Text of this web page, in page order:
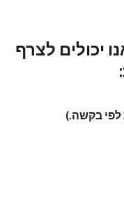
8 בדצמבר 2024, אנו יכולים לצרף
לפי בקשה.)